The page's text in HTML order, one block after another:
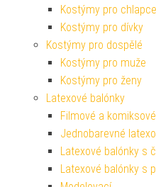
Kostýmy pro chlapce
Kostýmy pro dívky
Kostýmy pro dospělé
Kostýmy pro muže
Kostýmy pro ženy
Latexové balónky
Filmové a
Jednobarevné
Latexové balónky s
Latexové balónky s